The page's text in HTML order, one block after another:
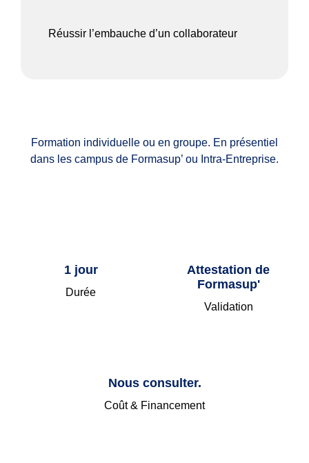
Réussir l’embauche d’un collaborateur
Formation individuelle ou en groupe. En présentiel
dans les campus de Formasup’ ou Intra-Entreprise.
1 jour
Durée
Attestation de
Formasup'
Validation
Nous consulter.
Coût & Financement